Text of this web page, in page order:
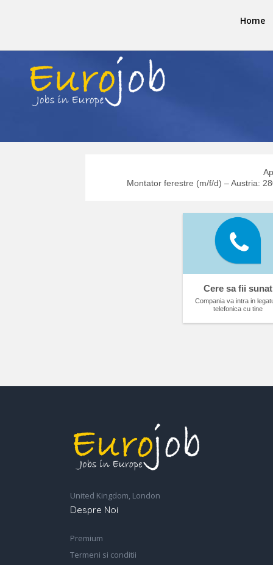
Home
Montator ferestre (m/f/d) – Austria:
Cere sa fii sunat
Compania va intra in
telefonica cu tine
United Kingdom, London
Despre Noi
Premium
Termeni si conditii